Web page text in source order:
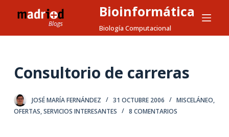
l
Bioinformática
Biología Computacional
Consultorio de carreras
JOSÉ MARÍA FERNÁNDEZ 31 OCTUBRE 2006 MISCELÁNEO,
OFERTAS,SERVICIOS INTERESANTES 8 COMENTARIOS